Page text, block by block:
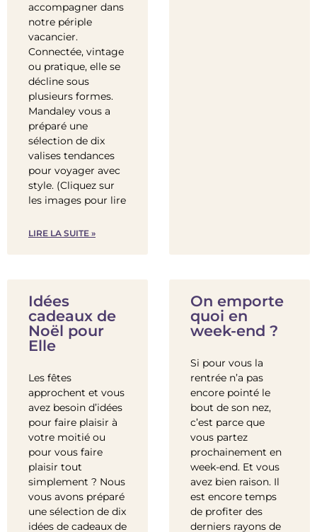
accompagner dans
notre périple
vacancier.
Connectée, vintage
ou pratique, elle se
décline sous
plusieurs formes.
Mandaley vous a
préparé une
sélection de dix
valises tendances
pour voyager avec
style. (Cliquez sur
les images pour lire
LIRE LA SUITE »
Idées
cadeaux de
Noël pour
Elle
Les fêtes
approchent et vous
avez besoin d’idées
pour faire plaisir à
votre moitié ou
pour vous faire
plaisir tout
simplement ? Nous
vous avons préparé
une sélection de dix
idées de cadeaux de
On emporte
quoi en
week-end ?
Si pour vous la
rentrée n’a pas
encore pointé le
bout de son nez,
c’est parce que
vous partez
prochainement en
week-end. Et vous
avez bien raison. Il
est encore temps
de profiter des
derniers rayons de